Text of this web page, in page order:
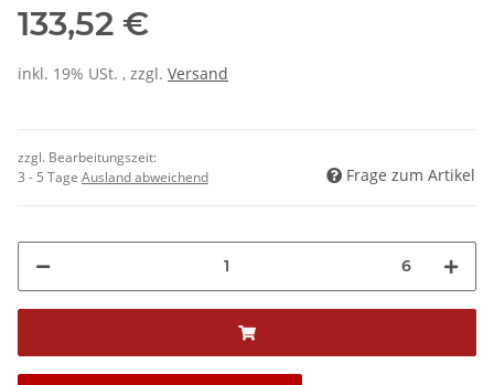
133,52 €
inkl. 19% USt. , zzgl. Versand
zzgl. Bearbeitungszeit:
3 - 5 Tage Ausland abweichend Frage zum Artikel
6